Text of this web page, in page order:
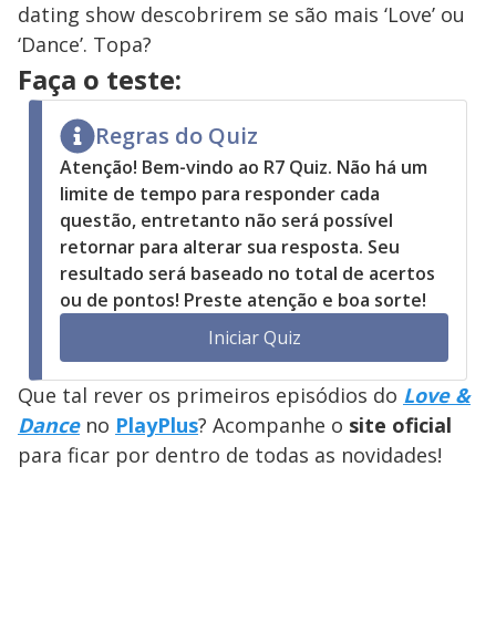
dating show descobrirem se são mais ‘Love’ ou
‘Dance’. Topa?
Faça o teste:
Regras do Quiz
Atenção! Bem-vindo ao R7 Quiz. Não há um
limite de tempo para responder cada
questão, entretanto não será possível
retornar para alterar sua resposta. Seu
resultado será baseado no total de acertos
ou de pontos! Preste atenção e boa sorte!
Iniciar Quiz
Que tal rever os primeiros episódios do Love &
Danceno PlayPlus? Acompanhe o site oficial
para ficar por dentro de todas as novidades!